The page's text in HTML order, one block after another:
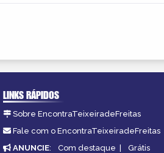
LINKS RÁPIDOS
Sobre EncontraTeixeiradeFreitas
Fale com o EncontraTeixeiradeFreitas
ANUNCIE: Com destaque | Grátis